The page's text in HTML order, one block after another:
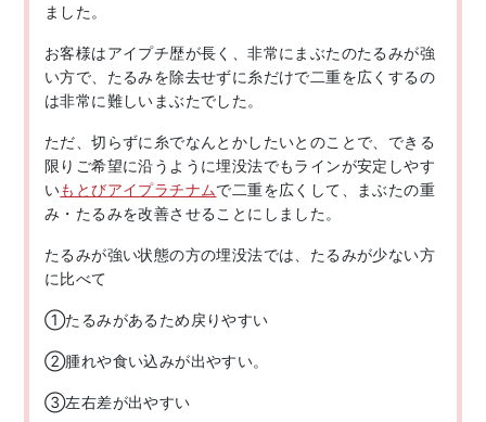
ました。
お客様はアイプチ歴が長く、非常にまぶたのたるみが強
い方で、たるみを除去せずに糸だけで二重を広くするの
は非常に難しいまぶたでした。
ただ、切らずに糸でなんとかしたいとのことで、できる
限りご希望に沿うように埋没法でもラインが安定しやす
いもとびアイプラチナムで二重を広くして、まぶたの重
み・たるみを改善させることにしました。
たるみが強い状態の方の埋没法では、たるみが少ない方
に比べて
①たるみがあるため戻りやすい
②腫れや食い込みが出やすい。
③左右差が出やすい